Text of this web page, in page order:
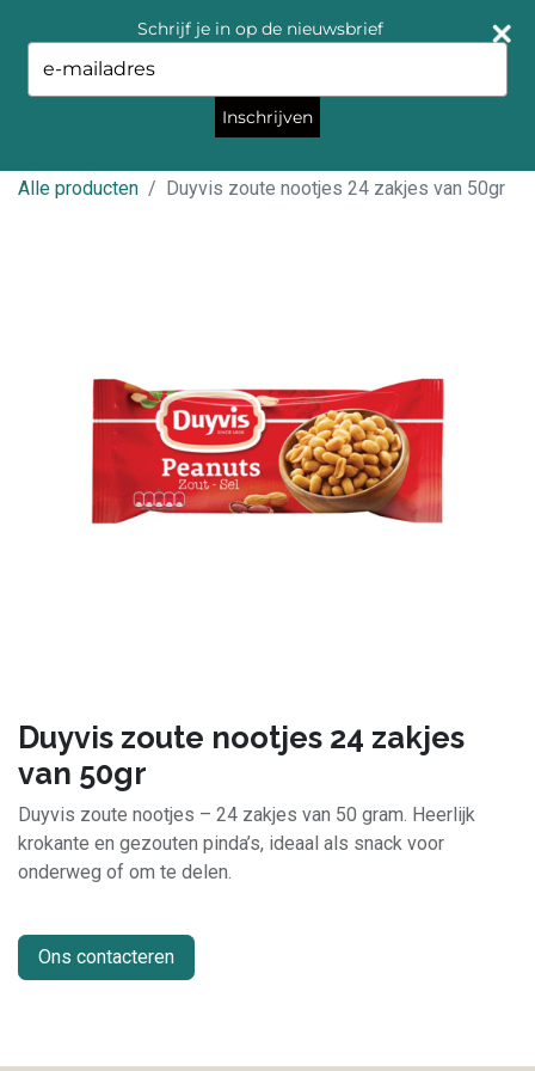
Alle producten Duyvis zoute nootjes 24 zakjes van 50gr
Duyvis zoute nootjes 24 zakjes
van 50gr
Duyvis zoute nootjes – 24 zakjes van 50 gram. Heerlijk
krokante en gezouten pinda’s, ideaal als snack voor
onderweg of om te delen.
Ons contacteren
Schrijf je in op de nieuwsbrief
your
email
Inschrijven